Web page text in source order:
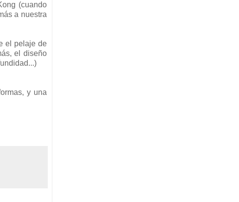
(cuando
a nuestra
el pelaje de
el diseño
y una